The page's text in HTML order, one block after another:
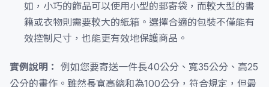
如，小巧的飾品可以使用小型的郵寄袋，而較大型的書
籍或衣物則需要較大的紙箱。選擇合適的包裝不僅能有
效控制尺寸，也能更有效地保護商品。
實例說明： 例如您要寄送一件長40公分、寬35公分、高25
公分的畫作。雖然長寬高總和為100公分，符合規定，但最